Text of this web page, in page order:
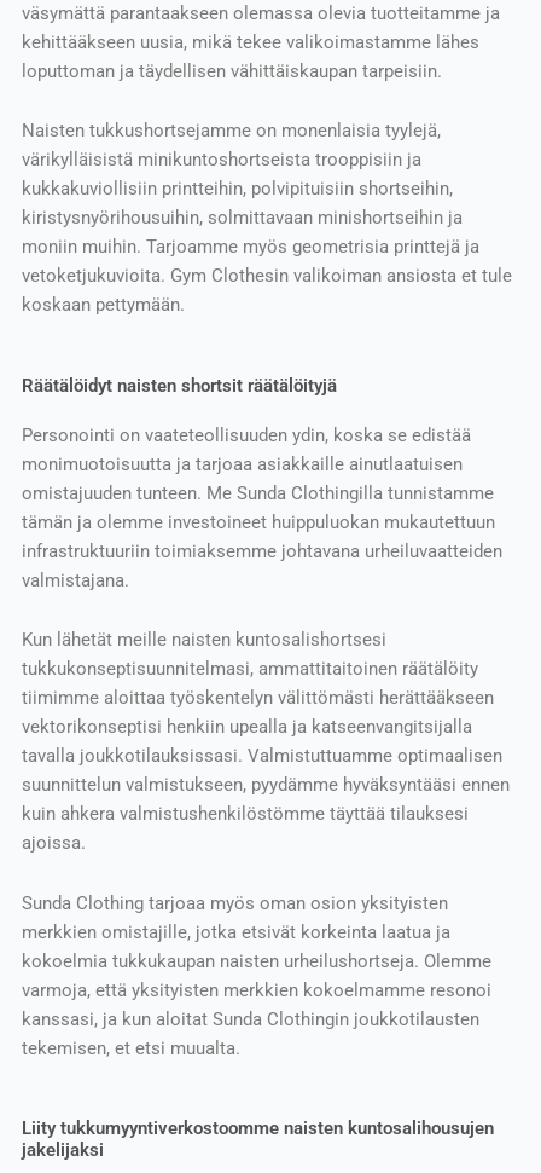
väsymättä parantaakseen olemassa olevia tuotteitamme ja
kehittääkseen uusia, mikä tekee valikoimastamme lähes
loputtoman ja täydellisen vähittäiskaupan tarpeisiin.
Naisten tukkushortsejamme on monenlaisia tyylejä,
värikylläisistä minikuntoshortseista trooppisiin ja
kukkakuviollisiin printteihin, polvipituisiin shortseihin,
kiristysnyörihousuihin, solmittavaan minishortseihin ja
moniin muihin. Tarjoamme myös geometrisia printtejä ja
vetoketjukuvioita. Gym Clothesin valikoiman ansiosta et tule
koskaan pettymään.
Räätälöidyt naisten shortsit räätälöityjä
Personointi on vaateteollisuuden ydin, koska se edistää
monimuotoisuutta ja tarjoaa asiakkaille ainutlaatuisen
omistajuuden tunteen. Me Sunda Clothingilla tunnistamme
tämän ja olemme investoineet huippuluokan mukautettuun
infrastruktuuriin toimiaksemme johtavana urheiluvaatteiden
valmistajana.
Kun lähetät meille naisten kuntosalishortsesi
tukkukonseptisuunnitelmasi, ammattitaitoinen räätälöity
tiimimme aloittaa työskentelyn välittömästi herättääkseen
vektorikonseptisi henkiin upealla ja katseenvangitsijalla
tavalla joukkotilauksissasi. Valmistuttuamme optimaalisen
suunnittelun valmistukseen, pyydämme hyväksyntääsi ennen
kuin ahkera valmistushenkilöstömme täyttää tilauksesi
ajoissa.
Sunda Clothing tarjoaa myös oman osion yksityisten
merkkien omistajille, jotka etsivät korkeinta laatua ja
kokoelmia tukkukaupan naisten urheilushortseja. Olemme
varmoja, että yksityisten merkkien kokoelmamme resonoi
kanssasi, ja kun aloitat Sunda Clothingin joukkotilausten
tekemisen, et etsi muualta.
Liity tukkumyyntiverkostoomme naisten kuntosalihousujen
jakelijaksi